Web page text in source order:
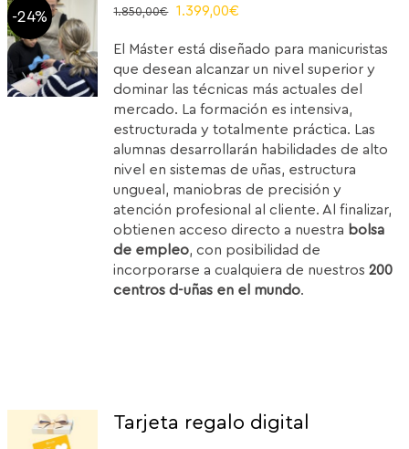
-24% 1.850,00€
Original
was:
1.850,00€.
1.399,00€
is:
1.399,00€.
El Máster está diseñado para manicuristas
que desean alcanzar un nivel superior y
dominar las técnicas más actuales del
mercado. La formación es intensiva,
estructurada y totalmente práctica. Las
alumnas desarrollarán habilidades de alto
nivel en sistemas de uñas, estructura
ungueal, maniobras de precisión y
atención profesional al cliente. Al finalizar,
obtienen acceso directo a nuestra bolsa
de empleo, con posibilidad de
incorporarse a cualquiera de nuestros200
centros d-uñas en el mundo.
Tarjeta regalo digital